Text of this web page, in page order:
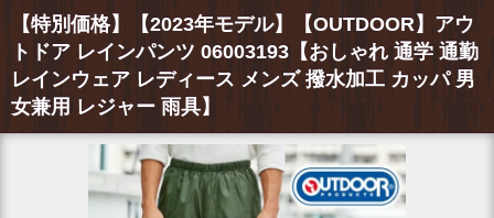
【特別価格】【2023年モデル】【OUTDOOR】アウ
トドア レインパンツ 06003193【おしゃれ 通学 通勤
レインウェア レディース メンズ 撥水加工 カッパ 男
女兼用 レジャー 雨具】